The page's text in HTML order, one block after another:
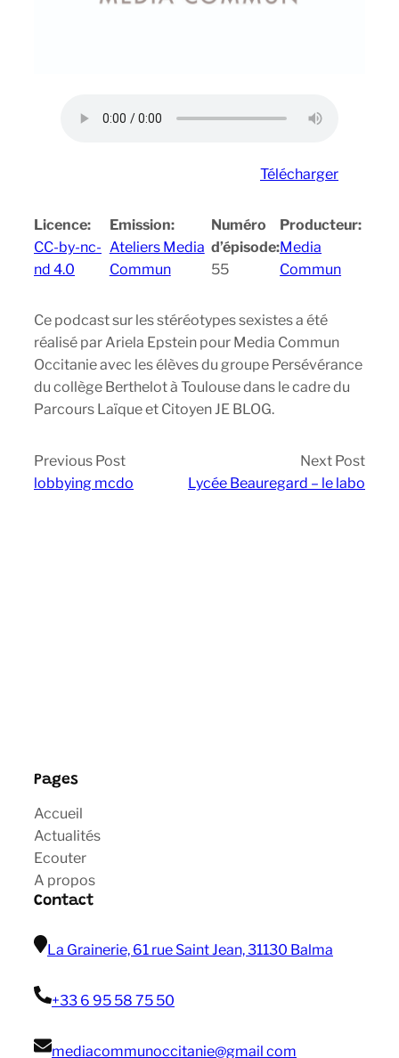
Télécharger
Licence:
CC-by-nc-
nd 4.0
Emission:
Ateliers Media
Commun
Numéro
d’épisode:
55
Producteur:
Media
Commun
Ce podcast sur les stéréotypes sexistes a été
réalisé par Ariela Epstein pour Media Commun
Occitanie avec les élèves du groupe Persévérance
du collège Berthelot à Toulouse dans le cadre du
Parcours Laïque et Citoyen JE BLOG.
Previous Post
lobbying mcdo
Next Post
Lycée Beauregard – le labo
Pages
Accueil
Actualités
Ecouter
A propos
Contact
La Grainerie, 61 rue Saint Jean, 31130 Balma
+33 6 95 58 75 50
mediacommunoccitanie@gmail com